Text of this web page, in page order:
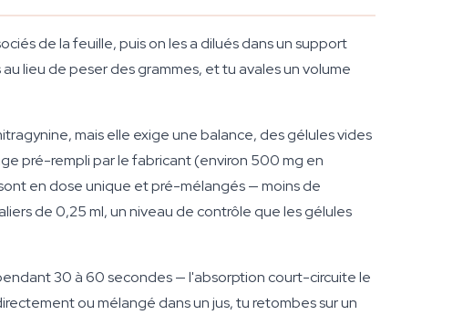
de la feuille, puis on les a dilués dans un support
lieu de peser des grammes, et tu avales un volume
mais elle exige une balance, des gélules vides
pré-rempli par le fabricant (environ 500 mg en
en dose unique et pré-mélangés — moins de
de 0,25 ml, un niveau de contrôle que les gélules
30 à 60 secondes — l'absorption court-circuite le
ou mélangé dans un jus, tu retombes sur un